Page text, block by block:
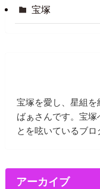
宝塚
宝塚を愛し、星組
ばぁさんです。宝
とを呟いているブロ
アーカイブ